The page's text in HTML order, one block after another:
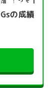
の成績